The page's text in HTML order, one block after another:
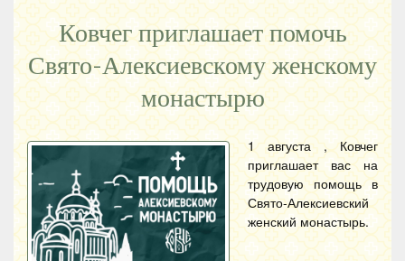
Ковчег приглашает помочь
Свято-Алексиевскому женскому
монастырю
1 августа , Ковчег
приглашает вас на
трудовую помощь в
Свято-Алексиевский
женский монастырь.